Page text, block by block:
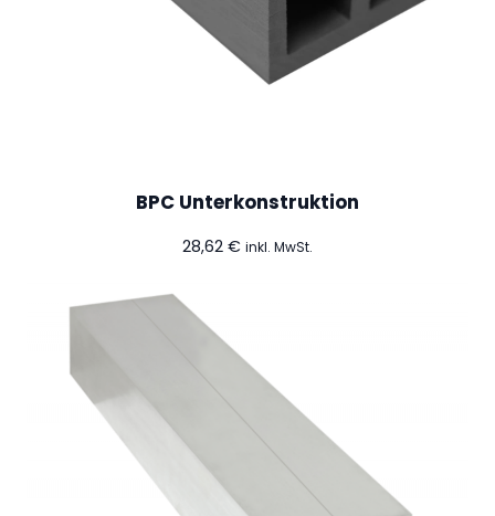
BPC Unterkonstruktion
28,62 € inkl. MwSt.